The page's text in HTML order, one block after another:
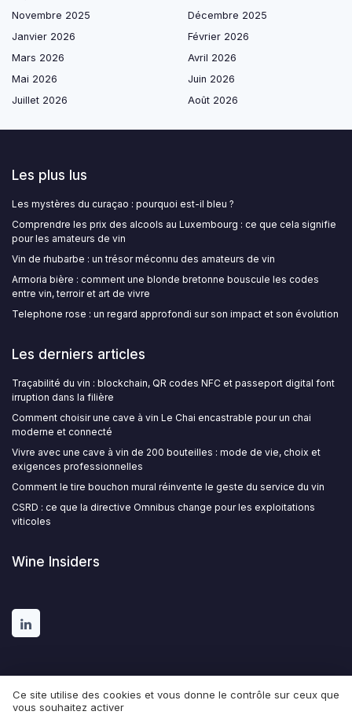
Novembre 2025
Décembre 2025
Janvier 2026
Février 2026
Mars 2026
Avril 2026
Mai 2026
Juin 2026
Juillet 2026
Août 2026
Les plus lus
Les mystères du curaçao : pourquoi est-il bleu ?
Comprendre les prix des alcools au Luxembourg : ce que cela signifie
pour les amateurs de vin
Vin de rhubarbe : un trésor méconnu des amateurs de vin
Armoria bière : comment une blonde bretonne bouscule les codes
entre vin, terroir et art de vivre
Telephone rose : un regard approfondi sur son impact et son évolution
Les derniers articles
Traçabilité du vin : blockchain, QR codes NFC et passeport digital font
irruption dans la filière
Comment choisir une cave à vin Le Chai encastrable pour un chai
moderne et connecté
Vivre avec une cave à vin de 200 bouteilles : mode de vie, choix et
exigences professionnelles
Comment le tire bouchon mural réinvente le geste du service du vin
CSRD : ce que la directive Omnibus change pour les exploitations
viticoles
Wine Insiders
Ce site utilise des cookies et vous donne le contrôle sur ceux que
vous souhaitez activer